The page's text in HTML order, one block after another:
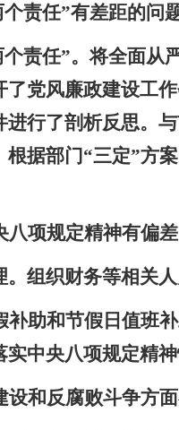
个责任”有差距的问
个责任”。将全面从
了党风廉政建设工
行了剖析反思。
根据部门 “三定”方
八项规定精神有偏
。组织财务等相关
补助和节假日值班
实中央八项规定精
设和反腐败斗争方面